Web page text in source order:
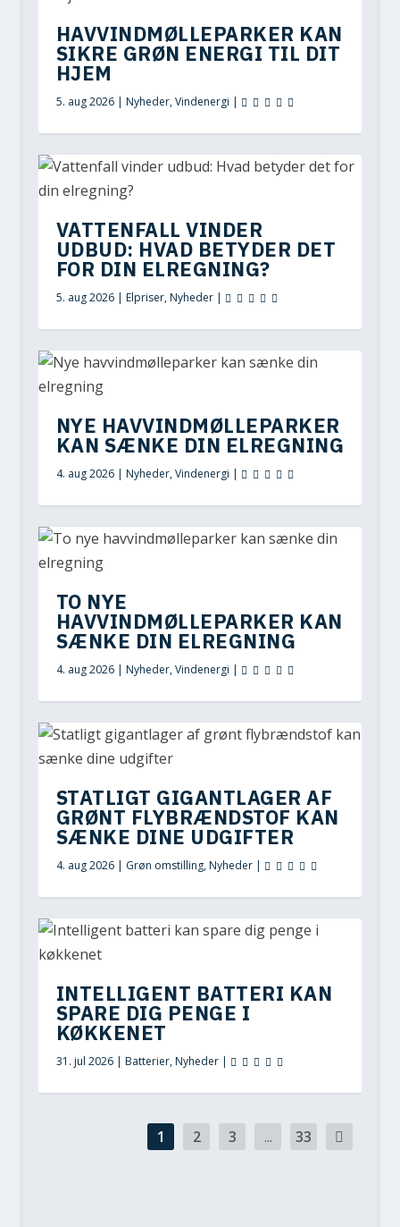
HAVVINDMØLLEPARKER KAN
SIKRE GRØN ENERGI TIL DIT
HJEM
5. aug 2026| Nyheder,Vindenergi
VATTENFALL VINDER
UDBUD: HVAD BETYDER DET
FOR DIN ELREGNING?
5. aug 2026| Elpriser,Nyheder|
NYE HAVVINDMØLLEPARKER
KAN SÆNKE DIN ELREGNING
4. aug 2026| Nyheder,Vindenergi
TO NYE
HAVVINDMØLLEPARKER KAN
SÆNKE DIN ELREGNING
4. aug 2026| Nyheder,Vindenergi
STATLIGT GIGANTLAGER AF
GRØNT FLYBRÆNDSTOF KAN
SÆNKE DINE UDGIFTER
4. aug 2026| Grøn omstilling,Nyheder|
INTELLIGENT BATTERI KAN
SPARE DIG PENGE I
KØKKENET
31. jul 2026| Batterier,Nyheder|
1 2 3 ... 33